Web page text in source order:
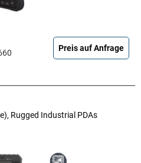
Preis auf Anfrage
Rugged Industrial PDAs